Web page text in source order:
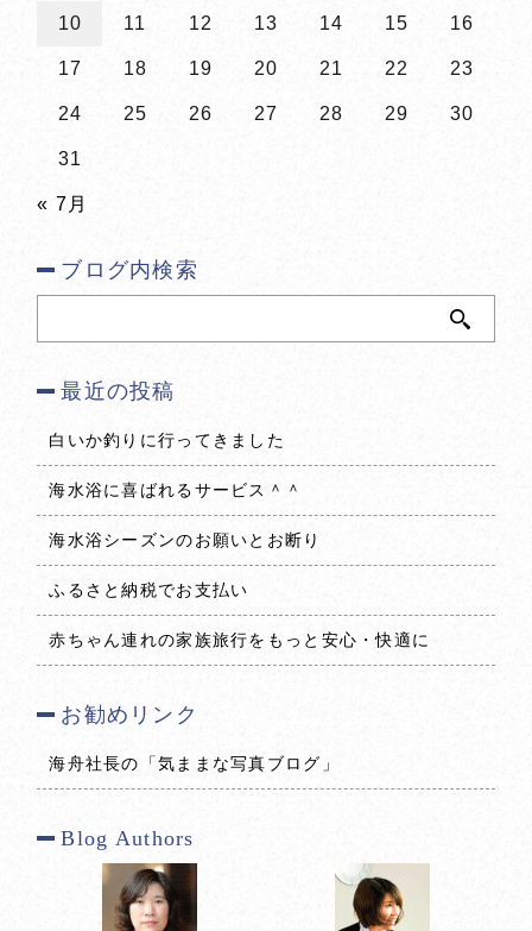
日帰りプラン
閉じる
10 11 12 13 14 15 16
17 18 19 20 21 22 23
24 25 26 27 28 29 30
31
« 7月
ブログ内検索
最近の投稿
白いか釣りに行ってきました
海水浴に喜ばれるサービス＾＾
海水浴シーズンのお願いとお断り
ふるさと納税でお支払い
赤ちゃん連れの家族旅行をもっと安心・快適に
お勧めリンク
海舟社長の「気ままな写真ブログ」
Blog Authors